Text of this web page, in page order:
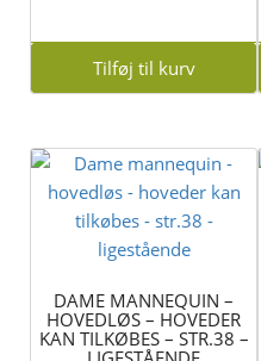
Tilføj til kurv
DAME MANNEQUIN –
HOVEDLØS – HOVEDER
KAN TILKØBES – STR.38 –